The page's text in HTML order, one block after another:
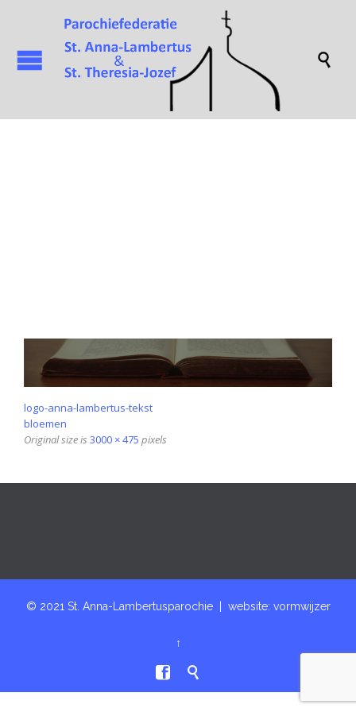

logo-anna-lambertus-tekst
bloemen
Original size is 3000 × 475 pixels
© 2021 St. Anna-Lambertusparochie | website: vormwijzer
↑
 